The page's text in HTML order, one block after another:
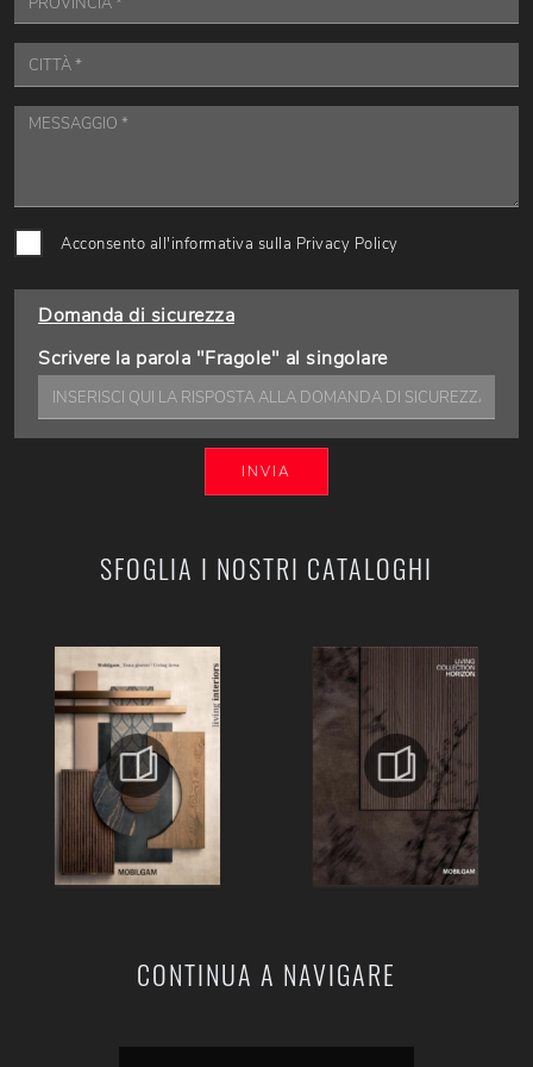
SFOGLIA I NOSTRI CATALOGHI
CONTINUA A NAVIGARE
Acconsento all'informativa sulla Privacy Policy
Domanda di sicurezza
Scrivere la parola "Fragole" al singolare
INVIA